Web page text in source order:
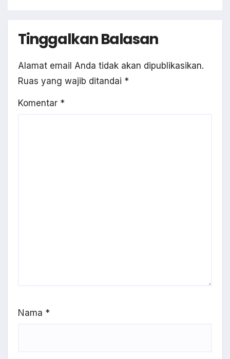
Tinggalkan Balasan
Alamat email Anda tidak akan dipublikasikan.
Ruas yang wajib ditandai *
Komentar *
Nama *